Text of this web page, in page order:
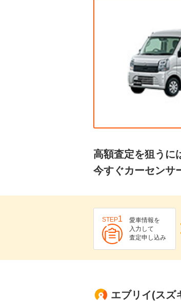
高額査定を狙うに
今すぐカーセンサ
STEP1
愛車情報を
入力して
査定申し込み
エブリイ(スズ